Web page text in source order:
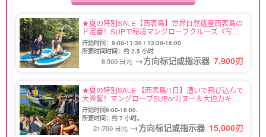
★夏の特別SALE【西表島】世界自然遺産西表島の
ド定番！SUPで秘境マングローブクルーズ《写真
データ無料プレゼント付き》（No.2）
开始时间：9:00-11:30 / 13:30-16:00
所要时间时间：约 2.5 小时
8,900 日元 →方向标记或指示器 7,900刃
★夏の特別SALE 【西表島/1日】漕いで飛び込んで
大興奮！マングローブSUPorカヌー＆大迫力キャ
ニオニングツアー《写真無料＆送迎可》人気急上
昇中☆（No.97）
开始时间9:00-16:00.
所要时间：约 7 小时。
21,700 日元 →方向标记或指示器 15,000刃